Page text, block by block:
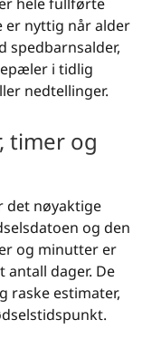
er nyttig når alder
spedbarnsalder,
i tidlig
nedtellinger.
timer og
det nøyaktige
og den
og minutter er
dager. De
raske estimater,